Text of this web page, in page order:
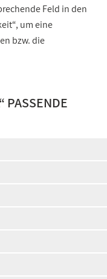
Feld in den
um eine
bzw. die
PASSENDE